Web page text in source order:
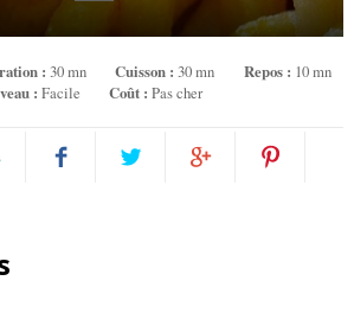
:30 mn Cuisson :30 mn Repos : 10 mn
: Facile Coût : Pas cher